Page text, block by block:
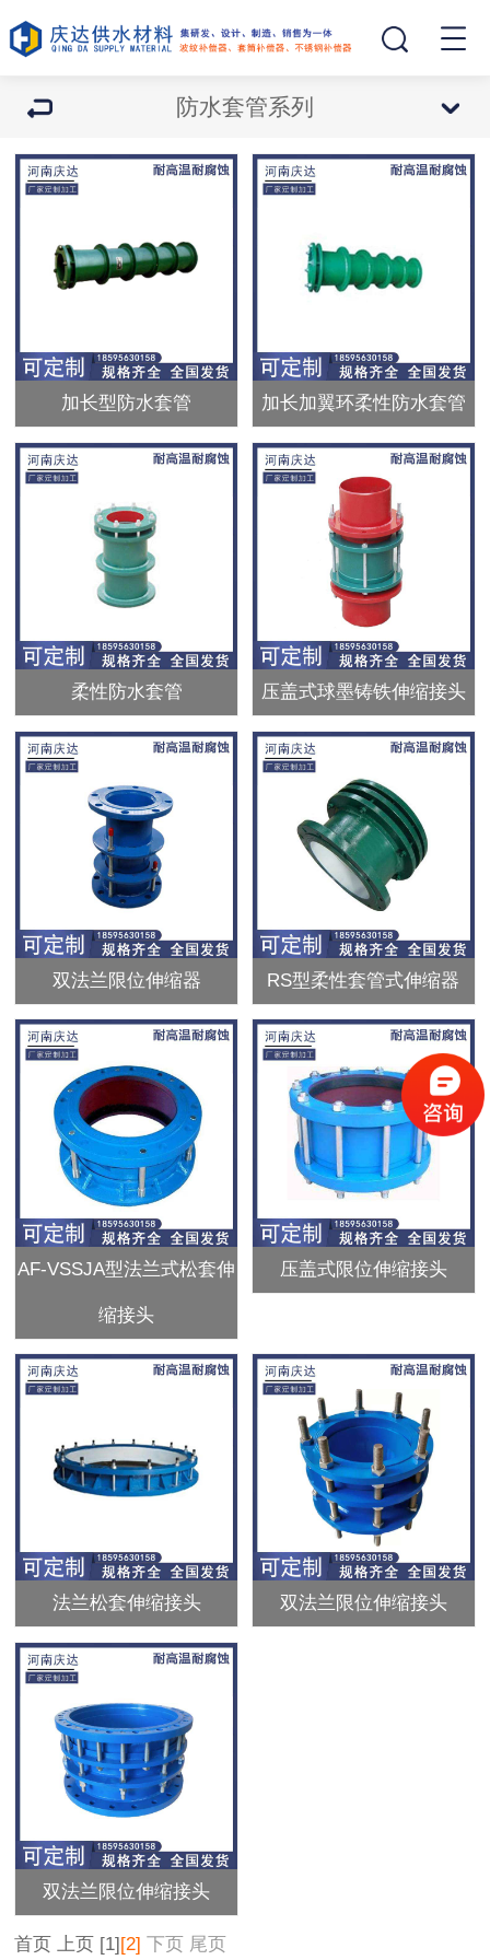
防水套管系列
加长型防水套管 加长加翼环柔性防水套管
柔性防水套管 压盖式球墨铸铁伸缩接头
双法兰限位伸缩器 RS型柔性套管式伸缩器
AF-VSSJA型法兰式松套伸
缩接头
压盖式限位伸缩接头
法兰松套伸缩接头 双法兰限位伸缩接头
双法兰限位伸缩接头
首页 上页 [1][2] 下页 尾页